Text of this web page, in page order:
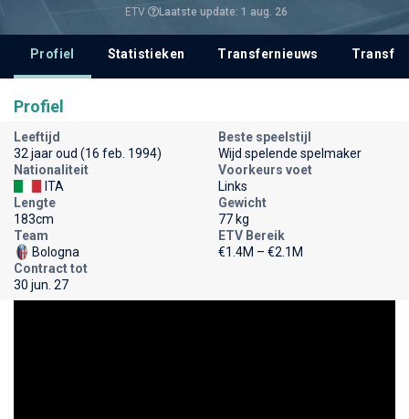
ETV Laatste update: 1 aug. 26
Profiel Statistieken Transfernieuws
Profiel
Leeftijd
32 jaar oud (16 feb. 1994)
Beste speelstijl
Wijd spelende spelmaker
Nationaliteit
ITA
Voorkeurs voet
Links
Lengte
183cm
Gewicht
77 kg
Team
Bologna
ETV Bereik
€1.4M – €2.1M
Contract tot
30 jun. 27